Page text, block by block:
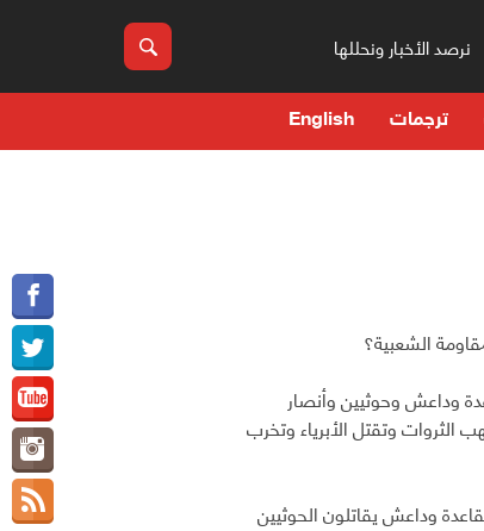
نرصد الأخبار ونحللها
ترجمات English
الشعبية؟
وداعش وحوثيين وأنصار
وتقتل الأبرياء وتخرب
وداعش يقاتلون الحوثيين